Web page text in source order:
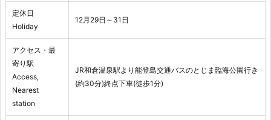
定休日
Holiday
12月29日～31日
アクセス・最
寄り駅
Access,
Nearest
station
JR和倉温泉駅より能登島交通バスのとじま臨海公園行き
(約30分)終点下車(徒歩1分)